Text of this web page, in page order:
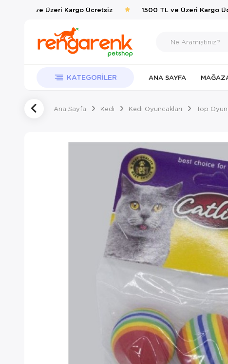
1500 TL ve Üzeri Kargo Ücretsiz 1500 TL ve Üzeri Kargo
KATEGORILER ANA SAYFA
Ana Sayfa Kedi Kedi Oyuncakları Top